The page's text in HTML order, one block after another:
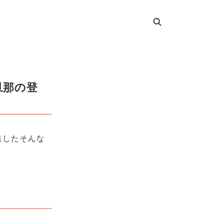
那の登
たそんな